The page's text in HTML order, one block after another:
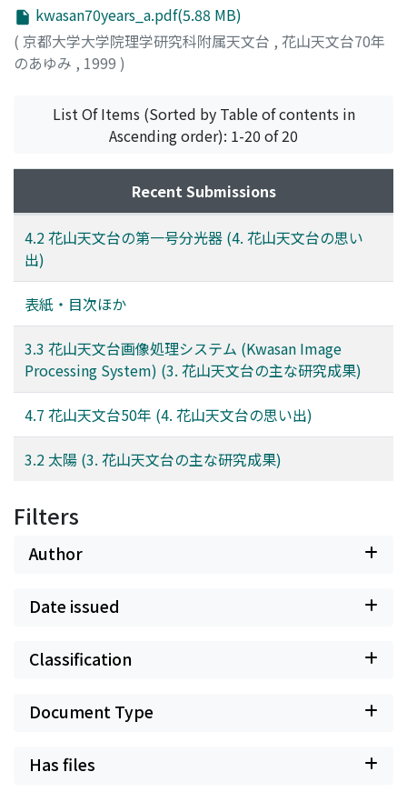
kwasan70years_a.pdf(5.88 MB)
( 京都大学大学院理学研究科附属天文台 , 花山天文台70年
のあゆみ , 1999 )
List Of Items (Sorted by Table of contents in
Ascending order): 1-20 of 20
Recent Submissions
4.2 花山天文台の第一号分光器 (4. 花山天文台の思い
出)
表紙・目次ほか
3.3 花山天文台画像処理システム (Kwasan Image
Processing System) (3. 花山天文台の主な研究成果)
4.7 花山天文台50年 (4. 花山天文台の思い出)
3.2 太陽 (3. 花山天文台の主な研究成果)
Filters
Author
Date issued
Classification
Document Type
Has files